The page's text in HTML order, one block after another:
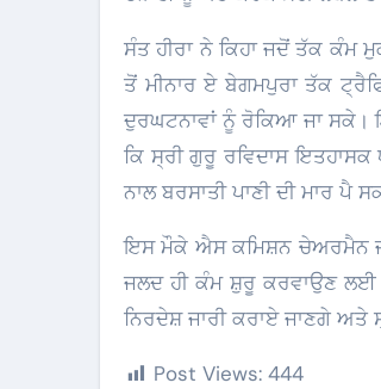
ਸੰਤ ਹੀਰਾ ਨੇ ਕਿਹਾ ਜਦੋਂ ਤੱਕ ਕੰਮ
ਤੋਂ ਮੀਨਾਰ ਏ ਬੇਗਮਪੁਰਾ ਤੱਕ
ਦੁਰਘਟਨਾਵਾਂ ਨੂੰ ਰੋਕਿਆ ਜਾ ਸਕੇ।
ਕਿ ਸ੍ਰੀ ਗੁਰੂ ਰਵਿਦਾਸ
ਨਾਲ ਬਰਸਾਤੀ ਪਾਣੀ ਦੀ ਮਾਰ
ਇਸ ਮੌਕੇ ਐਸ ਕਮਿਸ਼ਨ ਚੇਅਰਮੈਨ
ਜਲਦ ਹੀ ਕੰਮ ਸ਼ੁਰੂ ਕਰਵਾਉਣ ਲਈ
ਨਿਰਦੇਸ਼ ਜਾਰੀ ਕਰਾਏ ਜਾਣਗੇ ਅਤੇ
Post Views: 444